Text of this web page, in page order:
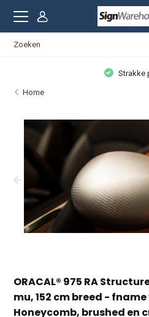
Home
ORACAL® 975 RA
mu, 152 cm breed -
Honeycomb, brushed en